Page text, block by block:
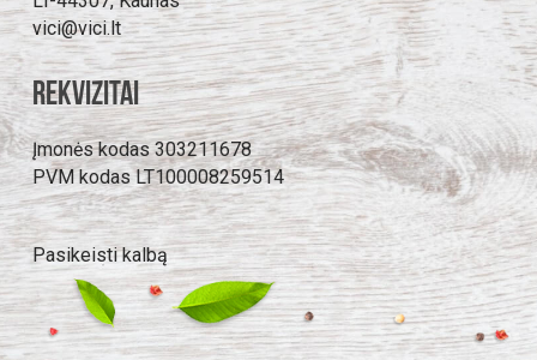
vici@vici.lt
Rekvizitai
Įmonės kodas 303211678
PVM kodas LT100008259514
Pasikeisti kalbą